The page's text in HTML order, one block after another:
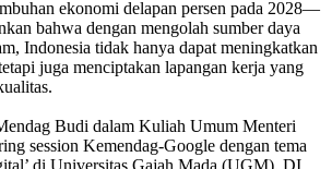
ekonomi delapan persen pada 2028—
bahwa dengan mengolah sumber daya
Indonesia tidak hanya dapat meningkatkan
juga menciptakan lapangan kerja yang
Budi dalam Kuliah Umum Menteri
session Kemendag-Google dengan tema
di Universitas Gajah Mada (UGM), DI